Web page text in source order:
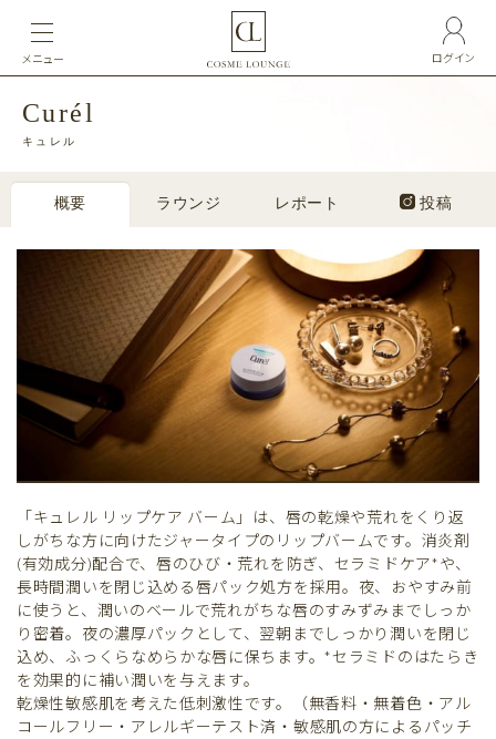
ログイン
メニュー
Curél
キュレル
概要 ラウンジ レポート 投稿
「キュレル リップケア バーム」は、唇の乾燥や荒れをくり返
しがちな方に向けたジャータイプのリップバームです。消炎剤
(有効成分)配合で、唇のひび・荒れを防ぎ、セラミドケア*や、
長時間潤いを閉じ込める唇パック処方を採用。夜、おやすみ前
に使うと、潤いのベールで荒れがちな唇のすみずみまでしっか
り密着。夜の濃厚パックとして、翌朝までしっかり潤いを閉じ
込め、ふっくらなめらかな唇に保ちます。*セラミドのはたらき
を効果的に補い潤いを与えます。
乾燥性敏感肌を考えた低刺激性です。（無香料・無着色・アル
コールフリー・アレルギーテスト済・敏感肌の方によるパッチ